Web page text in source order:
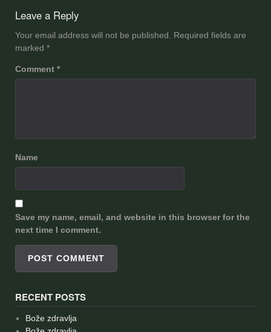
navigation
Leave a Reply
Your email address will not be published. Required fields are
marked *
Comment *
Name
Save my name, email, and website in this browser for the
next time I comment.
RECENT POSTS
Bože zdravlja